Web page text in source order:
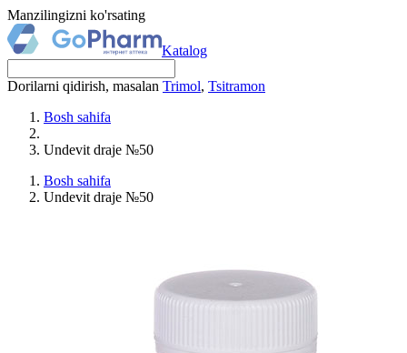
Manzilingizni ko'rsating
Katalog
Dorilarni qidirish, masalan Trimol, Tsitramon
Bosh sahifa
Undevit draje №50
Bosh sahifa
Undevit draje №50